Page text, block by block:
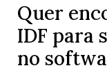
Quer
IDF para
no